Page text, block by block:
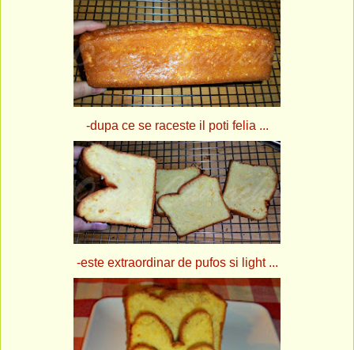
-dupa ce se raceste il poti felia ...
-este extraordinar de pufos si light ...